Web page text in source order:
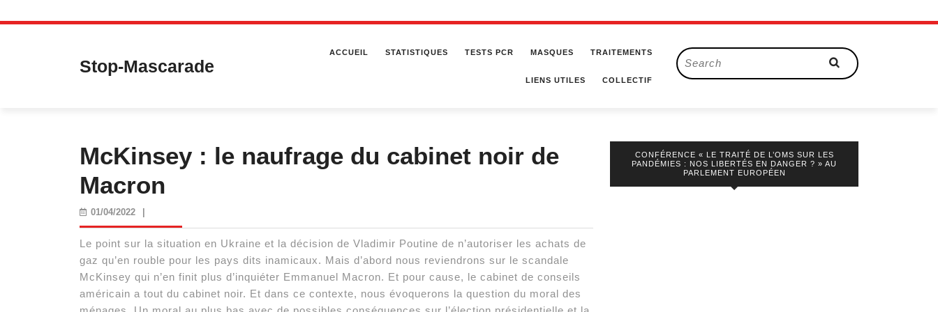
Skip
Stop-Mascarade
ACCUEIL STATISTIQUES TESTS PCR MASQUES TRAITEMENTS
LIENS UTILES COLLECTIF
Search
for:
McKinsey : le naufrage du cabinet noir de
Macron
01/04/202201/04/2022
Le point sur la situation en Ukraine et la décision de Vladimir Poutine de n’autoriser les achats de
gaz qu’en rouble pour les pays dits inamicaux. Mais d’abord nous reviendrons sur le scandale
McKinsey qui n’en finit plus d’inquiéter Emmanuel Macron. Et pour cause, le cabinet de conseils
américain a tout du cabinet noir. Et dans ce contexte, nous évoquerons la question du moral des
CONFÉRENCE « LE TRAITÉ DE L’OMS SUR LES
PANDÉMIES : NOS LIBERTÉS EN DANGER ? » AU
PARLEMENT EUROPÉEN